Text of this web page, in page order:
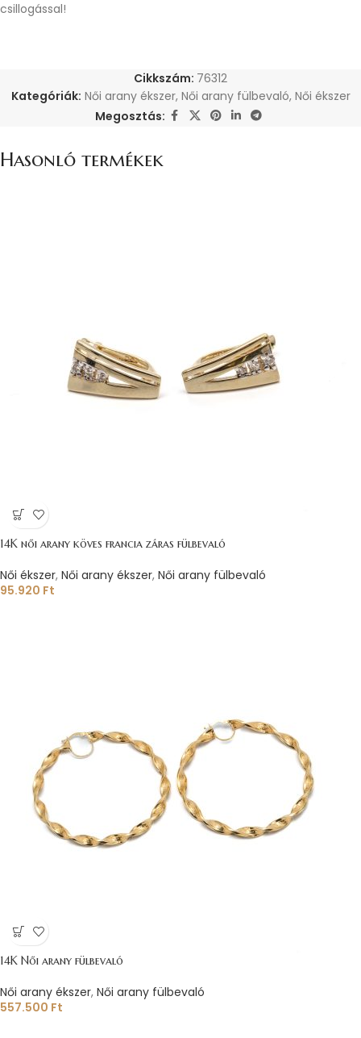
csillogással!
Cikkszám: 76312
Kategóriák: Női arany ékszer, Női arany fülbevaló, Női ékszer
Megosztás:
Hasonló termékek
14K női arany köves francia záras fülbevaló
Női ékszer, Női arany ékszer, Női arany fülbevaló
95.920 Ft
14K Női arany fülbevaló
Női arany ékszer, Női arany fülbevaló
557.500 Ft